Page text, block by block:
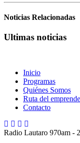
Noticias Relacionadas
Ultimas noticias
Inicio
Programas
Quiénes Somos
Ruta del
Contacto
Radio Lautaro 970am -